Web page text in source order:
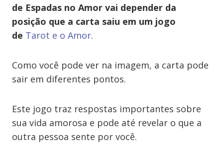
de Espadas no Amor vai depender da
posição que a carta saiu em um jogo
de Tarot e o Amor.
Como você pode ver na imagem, a carta pode
sair em diferentes pontos.
Este jogo traz respostas importantes sobre
sua vida amorosa e pode até revelar o que a
outra pessoa sente por você.